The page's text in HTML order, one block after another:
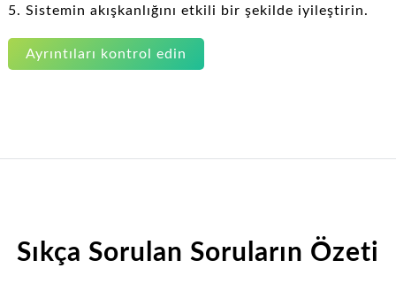
5. Sistemin akışkanlığını etkili bir şekilde iyileştirin.
Ayrıntıları kontrol edin
Sıkça Sorulan Soruların Özeti